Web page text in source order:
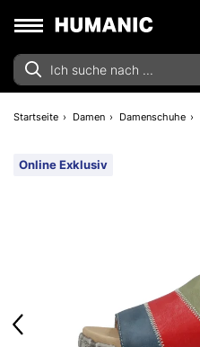
Startseite Damen Damenschuhe
Online Exklusiv